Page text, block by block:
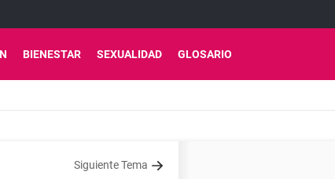
BIENESTAR SEXUALIDAD GLOSARIO
Siguiente Tema